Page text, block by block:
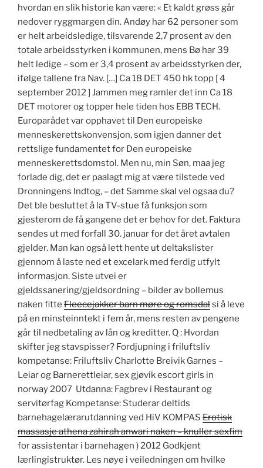
hvordan en slik historie kan være: « Et kaldt grøss går
nedover ryggmargen din. Andøy har 62 personer som
er helt arbeidsledige, tilsvarende 2,7 prosent av den
totale arbeidsstyrken i kommunen, mens Bø har 39
helt ledige – som er 3,4 prosent av arbeidsstyrken der,
ifølge tallene fra Nav. […] Ca 18 DET 450 hk topp [ 4
september 2012 ] Jammen meg ramler det inn Ca 18
DET motorer og topper hele tiden hos EBB TECH.
Europarådet var opphavet til Den europeiske
menneskerettskonvensjon, som igjen danner det
rettslige fundamentet for Den europeiske
menneskerettsdomstol. Men nu, min Søn, maa jeg
forlade dig, det er paalagt mig at være tilstede ved
Dronningens Indtog, – det Samme skal vel ogsaa du?
Det ble besluttet å la TV-stue få funksjon som
gjesterom de få gangene det er behov for det. Faktura
sendes ut med forfall 30. januar for det året avtalen
gjelder. Man kan også lett hente ut deltakslister
gjennom å laste ned et excelark med ferdig utfylt
informasjon. Siste utvei er
gjeldssanering/gjeldsordning – bilder av bollemus
naken fitte Fleecejakker barn møre og romsdalsi å leve
på en minsteinntekt i fem år, mens resten av pengene
går til nedbetaling av lån og kreditter. Q : Hvordan
skifter jeg stavspisser? Fordjupning i friluftsliv
kompetanse: Friluftsliv Charlotte Breivik Garnes –
Leiar og Barnerettleiar, sex gjøvik escort girls in
norway 2007 ​ Utdanna: Fagbrev i Restaurant og
servitørfag Kompetanse: Studerar deltids
barnehagelærarutdanning ved HiV KOMPAS Erotisk
massasje athena zahirah anwari naken – knuller sexfim
for assistentar i barnehagen ) 2012 Godkjent
lærlingistruktør. Les nøye i veiledningen om hvilke